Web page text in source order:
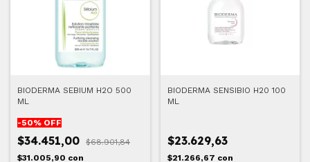
BIODERMA SEBIUM H2O 500
ML
-50% OFF
$34.451,00
$68.901,84
$31.005,90 con
BIODERMA SENSIBIO H20 100
ML
$23.629,63
$21.266,67 con